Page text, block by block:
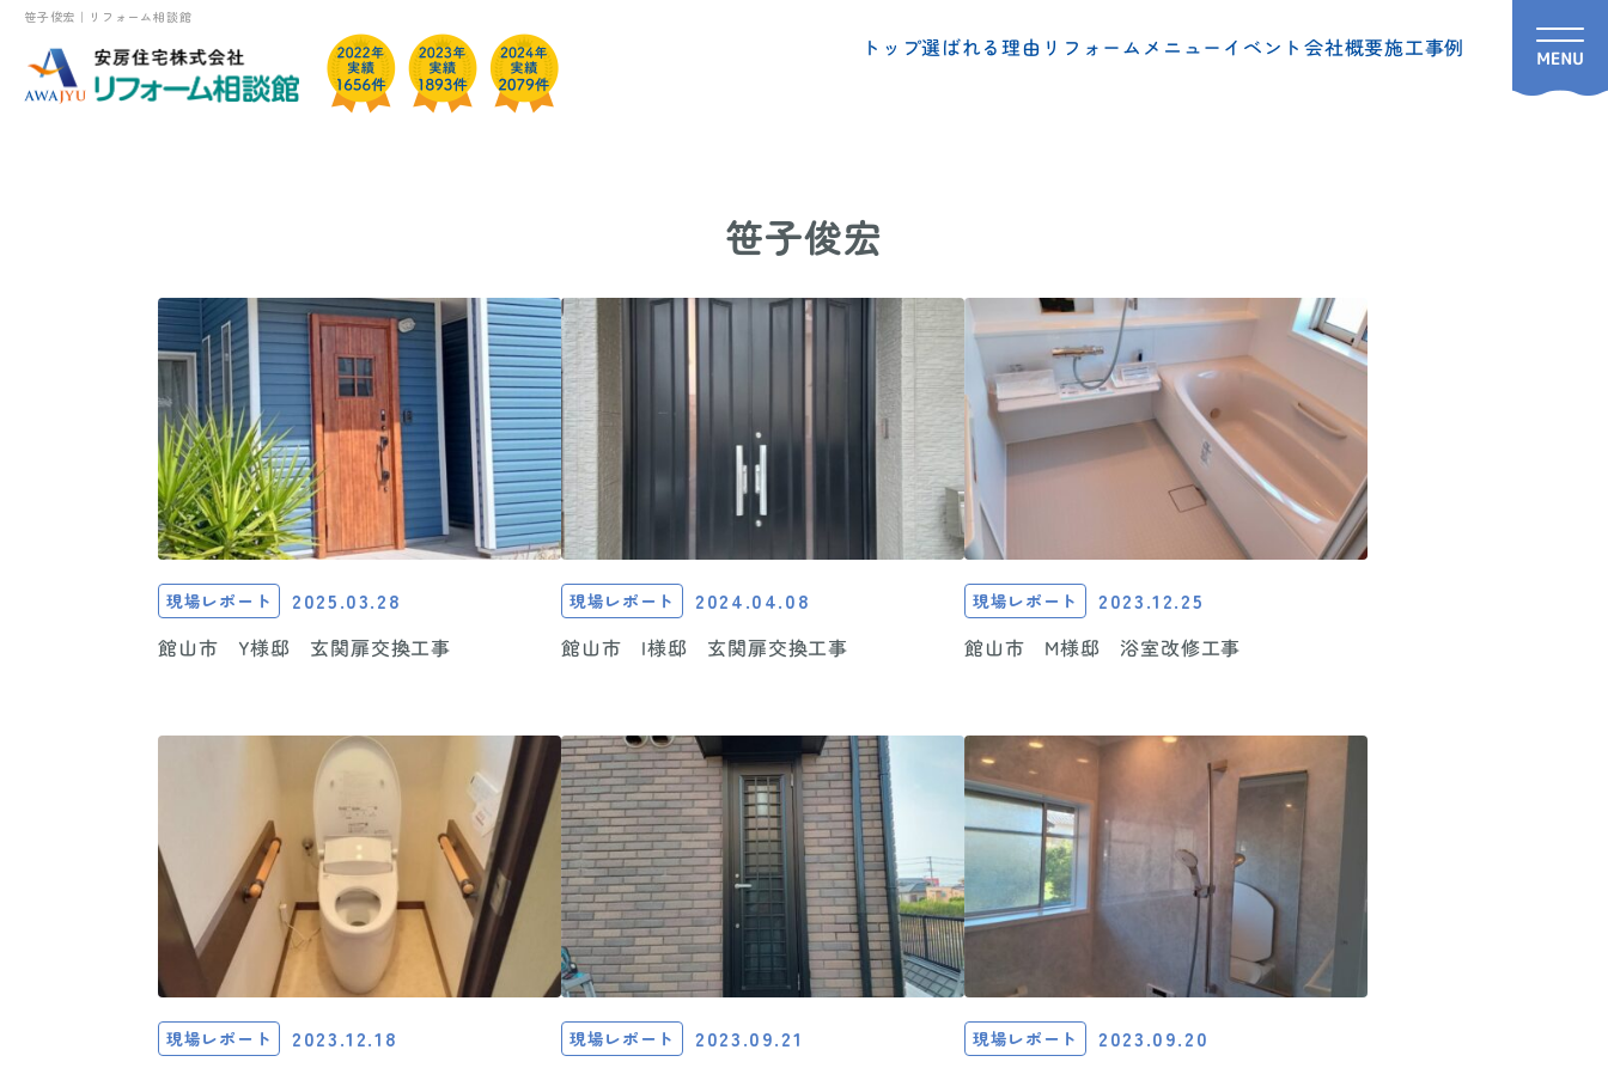
笹子俊宏｜リフォーム相談館
トップ選ばれる理由 リフォームメニュー イベント 会社概要施工事例
笹子俊宏
現場レポート 2025.03.28
館山市 Y様邸 玄関扉交換工事
現場レポート 2024.04.08
館山市 I様邸 玄関扉交換工事
現場レポート 2023.12.25
館山市 M様邸 浴室改修工事
現場レポート 2023.12.18 現場レポート 2023.09.21 現場レポート 2023.09.20